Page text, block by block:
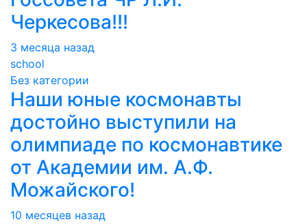
Черкесова!!!
3 месяца назад
school
Без категории
Наши юные космонавты
достойно выступили на
олимпиаде по космонавтике
от Академии им. А.Ф.
Можайского!
10 месяцев назад